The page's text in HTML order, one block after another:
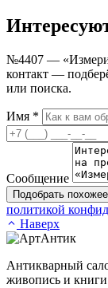
№4407 —
контакт —
или поиска.
Имя *
Сообщение
Подобрать похожее
политикой
Наверх
Антикварный
живопись и